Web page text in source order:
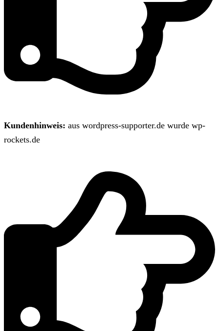
Kundenhinweis: aus wordpress-supporter.de wurde wp-
rockets.de